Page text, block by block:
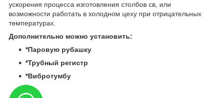
ускорения процесса изготовления столбов св, или
возможности работать в холодном цеху при отрицательных
температурах.
Дополнительно можно установить:
*Паровую рубашку
*Трубный регистр
*Вибротумбу